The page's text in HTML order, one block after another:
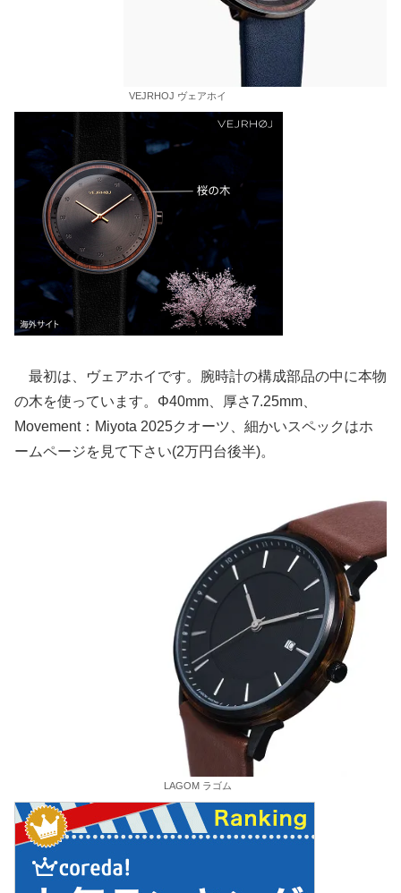
VEJRHOJ ヴェアホイ
最初は、ヴェアホイです。腕時計の構成部品の中に本物
の木を使っています。Φ40mm、厚さ7.25mm、
Movement：Miyota 2025クオーツ、細かいスペックはホ
ームページを見て下さい(2万円台後半)。
LAGOM ラゴム